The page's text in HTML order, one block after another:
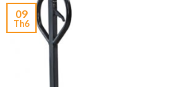
09
Th6